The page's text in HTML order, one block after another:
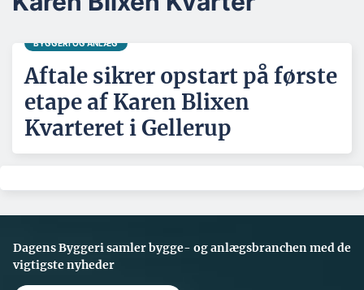
BYGGERI OG ANLÆG
Aftale sikrer opstart på første
etape af Karen Blixen
Kvarteret i Gellerup
Dagens Byggeri samler bygge- og anlægsbranchen med de
vigtigste nyheder